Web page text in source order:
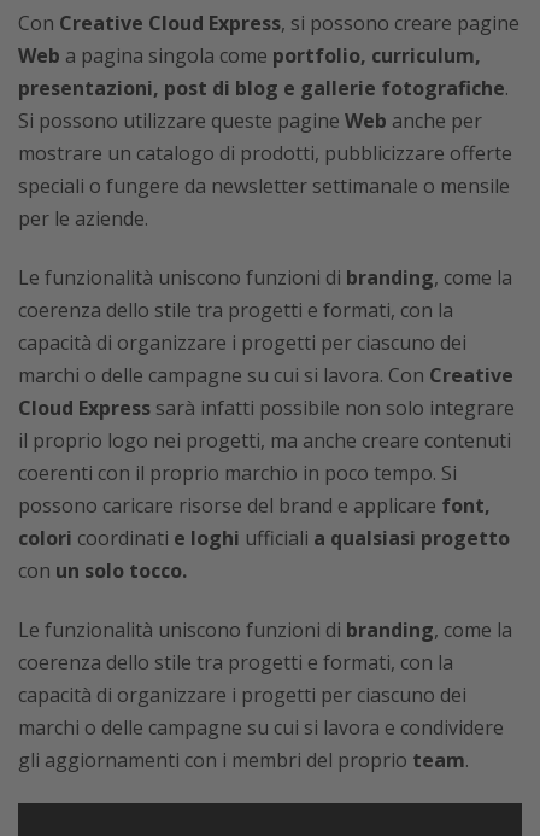
Con Creative Cloud Express, si possono creare pagine
Web a pagina singola come portfolio, curriculum,
presentazioni, post di blog e gallerie fotografiche.
Si possono utilizzare queste pagine Web anche per
mostrare un catalogo di prodotti, pubblicizzare offerte
speciali o fungere da newsletter settimanale o mensile
per le aziende.
Le funzionalità uniscono funzioni di branding, come la
coerenza dello stile tra progetti e formati, con la
capacità di organizzare i progetti per ciascuno dei
marchi o delle campagne su cui si lavora. Con Creative
Cloud Express sarà infatti possibile non solo integrare
il proprio logo nei progetti, ma anche creare contenuti
coerenti con il proprio marchio in poco tempo. Si
possono caricare risorse del brand e applicare font,
colori coordinati e loghi ufficiali a qualsiasi progetto
con un solo tocco.
Le funzionalità uniscono funzioni di branding, come la
coerenza dello stile tra progetti e formati, con la
capacità di organizzare i progetti per ciascuno dei
marchi o delle campagne su cui si lavora e condividere
gli aggiornamenti con i membri del proprio team.